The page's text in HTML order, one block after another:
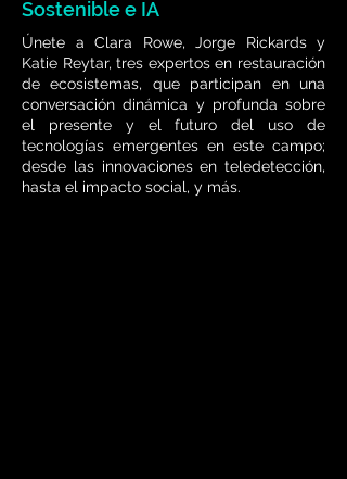
Sostenible e IA
Únete a Clara Rowe, Jorge Rickards y
Katie Reytar, tres expertos en restauración
de ecosistemas, que participan en una
conversación dinámica y profunda sobre
el presente y el futuro del uso de
tecnologías emergentes en este campo;
desde las innovaciones en teledetección,
hasta el impacto social, y más.